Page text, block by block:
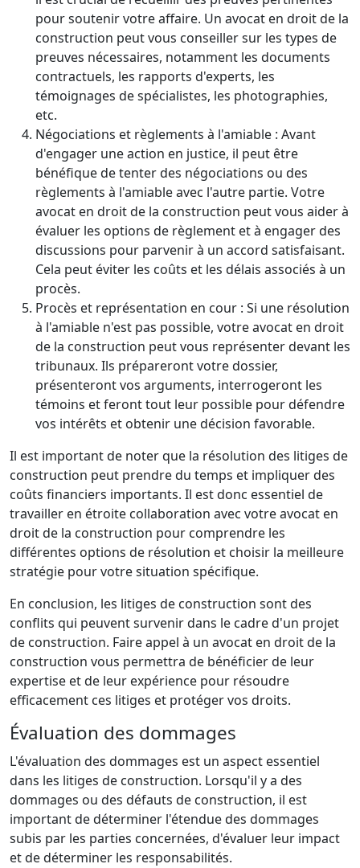
pour soutenir votre affaire. Un avocat en droit de la
construction peut vous conseiller sur les types de
preuves nécessaires, notamment les documents
contractuels, les rapports d'experts, les
témoignages de spécialistes, les photographies,
etc.
Négociations et règlements à l'amiable : Avant
d'engager une action en justice, il peut être
bénéfique de tenter des négociations ou des
règlements à l'amiable avec l'autre partie. Votre
avocat en droit de la construction peut vous aider à
évaluer les options de règlement et à engager des
discussions pour parvenir à un accord satisfaisant.
Cela peut éviter les coûts et les délais associés à un
procès.
Procès et représentation en cour : Si une résolution
à l'amiable n'est pas possible, votre avocat en droit
de la construction peut vous représenter devant les
tribunaux. Ils prépareront votre dossier,
présenteront vos arguments, interrogeront les
témoins et feront tout leur possible pour défendre
vos intérêts et obtenir une décision favorable.
Il est important de noter que la résolution des litiges de
construction peut prendre du temps et impliquer des
coûts financiers importants. Il est donc essentiel de
travailler en étroite collaboration avec votre avocat en
droit de la construction pour comprendre les
différentes options de résolution et choisir la meilleure
stratégie pour votre situation spécifique.
En conclusion, les litiges de construction sont des
conflits qui peuvent survenir dans le cadre d'un projet
de construction. Faire appel à un avocat en droit de la
construction vous permettra de bénéficier de leur
expertise et de leur expérience pour résoudre
efficacement ces litiges et protéger vos droits.
Évaluation des dommages
L'évaluation des dommages est un aspect essentiel
dans les litiges de construction. Lorsqu'il y a des
dommages ou des défauts de construction, il est
important de déterminer l'étendue des dommages
subis par les parties concernées, d'évaluer leur impact
et de déterminer les responsabilités.